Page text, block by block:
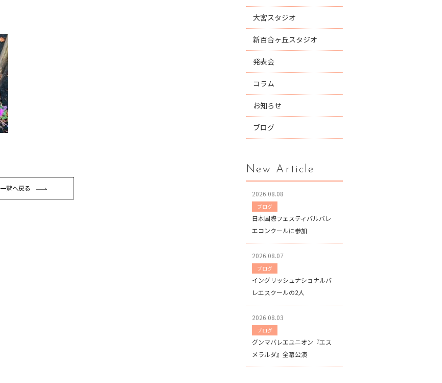
一覧へ戻る
大宮スタジオ
新百合ヶ丘スタジオ
発表会
コラム
お知らせ
ブログ
New Article
2026.08.08
ブログ
日本国際フェスティバルバレ
エコンクールに参加
2026.08.07
ブログ
イングリッシュナショナルバ
レエスクールの2人
2026.08.03
ブログ
グンマバレエユニオン『エス
メラルダ』全幕公演